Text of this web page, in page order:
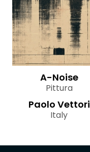
A-Noise
Pittura
Paolo Vettori
Italy